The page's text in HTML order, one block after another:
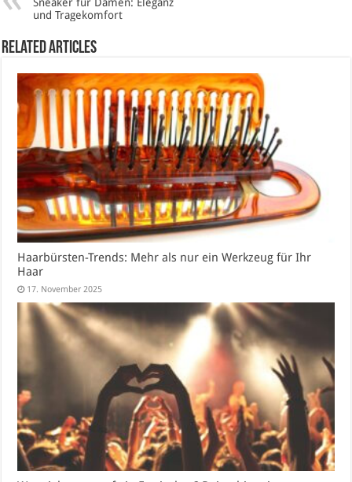
und Tragekomfort
Related Articles
Haarbürsten-Trends: Mehr als nur ein Werkzeug für Ihr
Haar
17. November 2025